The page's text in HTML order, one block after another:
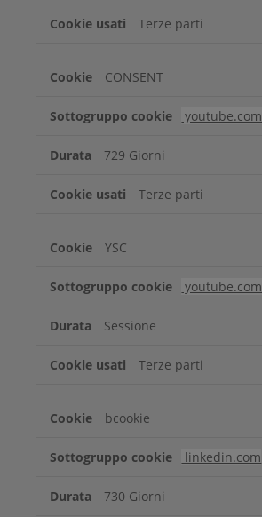
Terze parti
CONSENT
youtube.com
729 Giorni
Terze parti
YSC
youtube.com
Sessione
Terze parti
bcookie
linkedin.com
730 Giorni